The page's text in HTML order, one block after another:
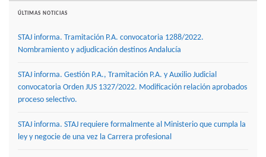
ÚLTIMAS NOTICIAS
STAJ informa. Tramitación P.A. convocatoria 1288/2022.
Nombramiento y adjudicación destinos Andalucía
STAJ informa. Gestión P.A., Tramitación P.A. y Auxilio Judicial
convocatoria Orden JUS 1327/2022. Modificación relación aprobados
proceso selectivo.
STAJ informa. STAJ requiere formalmente al Ministerio que cumpla la
ley y negocie de una vez la Carrera profesional